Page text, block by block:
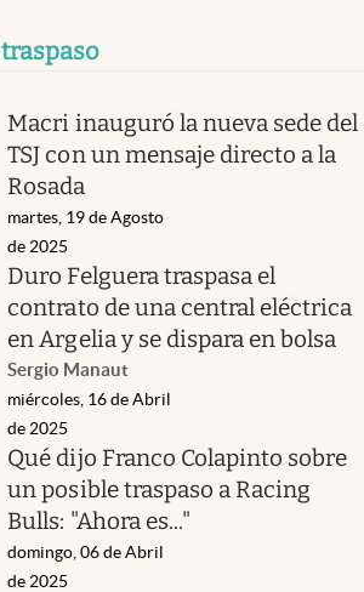
traspaso
Macri inauguró la nueva sede del
TSJ con un mensaje directo a la
Rosada
martes, 19 de Agosto
de 2025
Duro Felguera traspasa el
contrato de una central eléctrica
en Argelia y se dispara en bolsa
Sergio Manaut
miércoles, 16 de Abril
de 2025
Qué dijo Franco Colapinto sobre
un posible traspaso a Racing
Bulls: "Ahora es..."
domingo, 06 de Abril
de 2025